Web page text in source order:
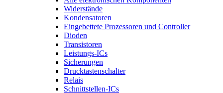
Widerstände
Kondensatoren
Eingebettete Prozessoren und Controller
Dioden
Transistoren
Leistungs-ICs
Sicherungen
Drucktastenschalter
Relais
Schnittstellen-ICs